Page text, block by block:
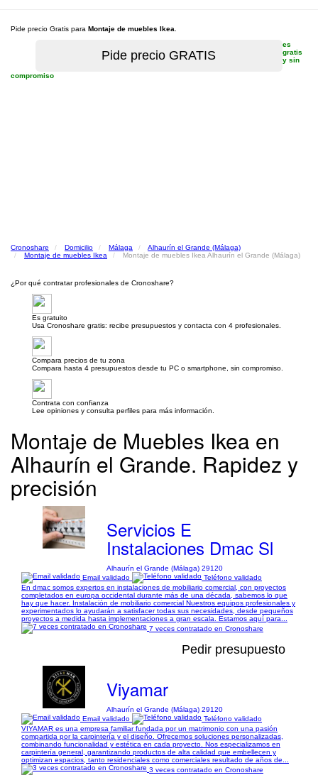
Pide precio Gratis para Montaje de muebles Ikea
es
gratis
y sin
compromiso
Cronoshare Domicilio Málaga
Alhaurín el Grande (Málaga)
Montaje de muebles Ikea
Montaje de muebles Ikea Alhaurín el Grande (Málaga)
¿Por qué contratar profesionales de Cronoshare?
Es gratuito
Usa Cronoshare gratis: recibe presupuestos y contacta con 4 profesionales.
Compara precios de tu zona
Compara hasta 4 presupuestos desde tu PC o smartphone, sin compromiso.
Contrata con confianza
Lee opiniones y consulta perfiles para más información.
Montaje de Muebles Ikea en
Alhaurín el Grande. Rapidez y
precisión
Servicios E
Instalaciones Dmac Sl
Alhaurín el Grande (Málaga) 29120
Email validado
Teléfono validado
En dmac somos expertos en instalaciones de mobiliario comercial, con proyectos
completados en europa occidental durante más de una década, sabemos lo que
hay que hacer. Instalación de mobiliario comercial Nuestros equipos profesionales y
experimentados lo ayudarán a satisfacer todas sus necesidades, desde pequeños
proyectos a medida hasta implementaciones a gran escala. Estamos aquí para...
7 veces contratado en Cronoshare
Pedir presupuesto
Viyamar
Alhaurín el Grande (Málaga) 29120
Email validado
Teléfono validado
VIYAMAR es una empresa familiar fundada por un matrimonio con una pasión
compartida por la carpintería y el diseño. Ofrecemos soluciones personalizadas,
combinando funcionalidad y estética en cada proyecto. Nos especializamos en
carpintería general, garantizando productos de alta calidad que embellecen y
optimizan espacios, tanto residenciales como comerciales resultado de años de...
3 veces contratado en Cronoshare